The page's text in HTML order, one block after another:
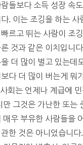
들보다 소득 성장 속
. 이는 조깅을 하는 사
르고 뛰는 사람이 조
것과 같은 이치입니
더 많이 벌고 있는데
다 더 많이 버는게 뭐
회는 언제나 계급에
만 그것은 가난한 또는
매우 부유한 사람들을
한 것은 아니었습니다